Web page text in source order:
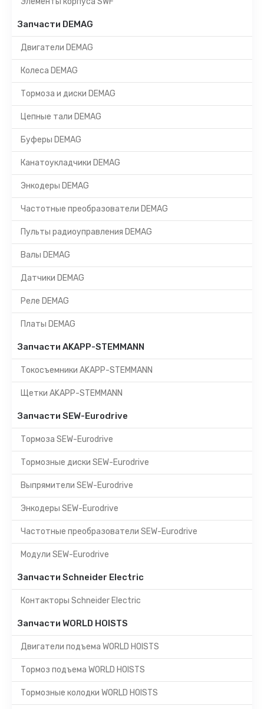
Запчасти DEMAG
Двигатели DEMAG
Колеса DEMAG
Тормоза и диски DEMAG
Цепные тали DEMAG
Буферы DEMAG
Канатоукладчики DEMAG
Энкодеры DEMAG
Частотные преобразователи DEMAG
Пульты радиоуправления DEMAG
Валы DEMAG
Датчики DEMAG
Реле DEMAG
Платы DEMAG
Запчасти AKAPP-STEMMANN
Токосъемники AKAPP-STEMMANN
Щетки AKAPP-STEMMANN
Запчасти SEW-Eurodrive
Тормоза SEW-Eurodrive
Тормозные диски SEW-Eurodrive
Выпрямители SEW-Eurodrive
Энкодеры SEW-Eurodrive
Частотные преобразователи SEW-Eurodrive
Модули SEW-Eurodrive
Запчасти Schneider Electric
Контакторы Schneider Electric
Запчасти WORLD HOISTS
Двигатели подъема WORLD HOISTS
Тормоз подъема WORLD HOISTS
Тормозные колодки WORLD HOISTS